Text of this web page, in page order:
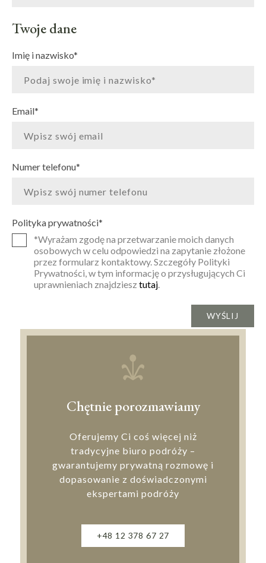
Twoje dane
Imię i nazwisko*
Email*
Numer telefonu*
Polityka prywatności*
*Wyrażam zgodę na przetwarzanie moich danych
osobowych w celu odpowiedzi na zapytanie złożone
przez formularz kontaktowy. Szczegóły Polityki
Prywatności, w tym informację o przysługujących Ci
uprawnieniach znajdziesz tutaj.
Chętnie porozmawiamy
Oferujemy Ci coś więcej niż
tradycyjne biuro podróży –
gwarantujemy prywatną rozmowę i
dopasowanie z doświadczonymi
ekspertami podróży
+48 12 378 67 27